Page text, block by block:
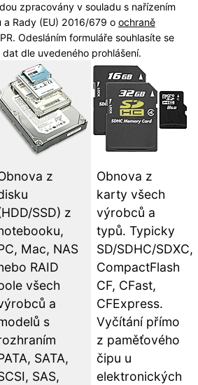
zpracovány v souladu s nařízením
a Rady (EU) 2016/679 o ochraně
Odesláním formuláře souhlasíte se
dle uvedeného prohlášení.
z
SSD) z
Mac, NAS
RAID
všech
a
s
SATA,
SAS,
Obnova z
karty všech
výrobců a
typů. Typicky
SD/SDHC/SDXC,
CompactFlash
CF, CFast,
CFExpress.
Vyčítání přímo
z paměťového
čipu u
elektronických